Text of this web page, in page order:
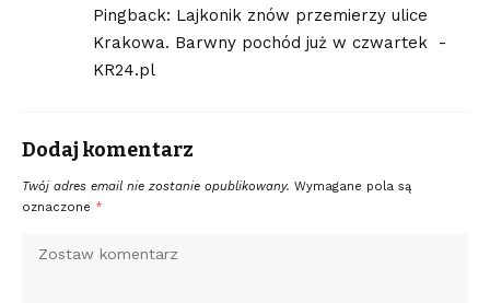
Pingback: Lajkonik znów przemierzy ulice
Krakowa. Barwny pochód już w czwartek -
KR24.pl
Dodaj komentarz
Twój adres email nie zostanie opublikowany. Wymagane pola są
oznaczone *